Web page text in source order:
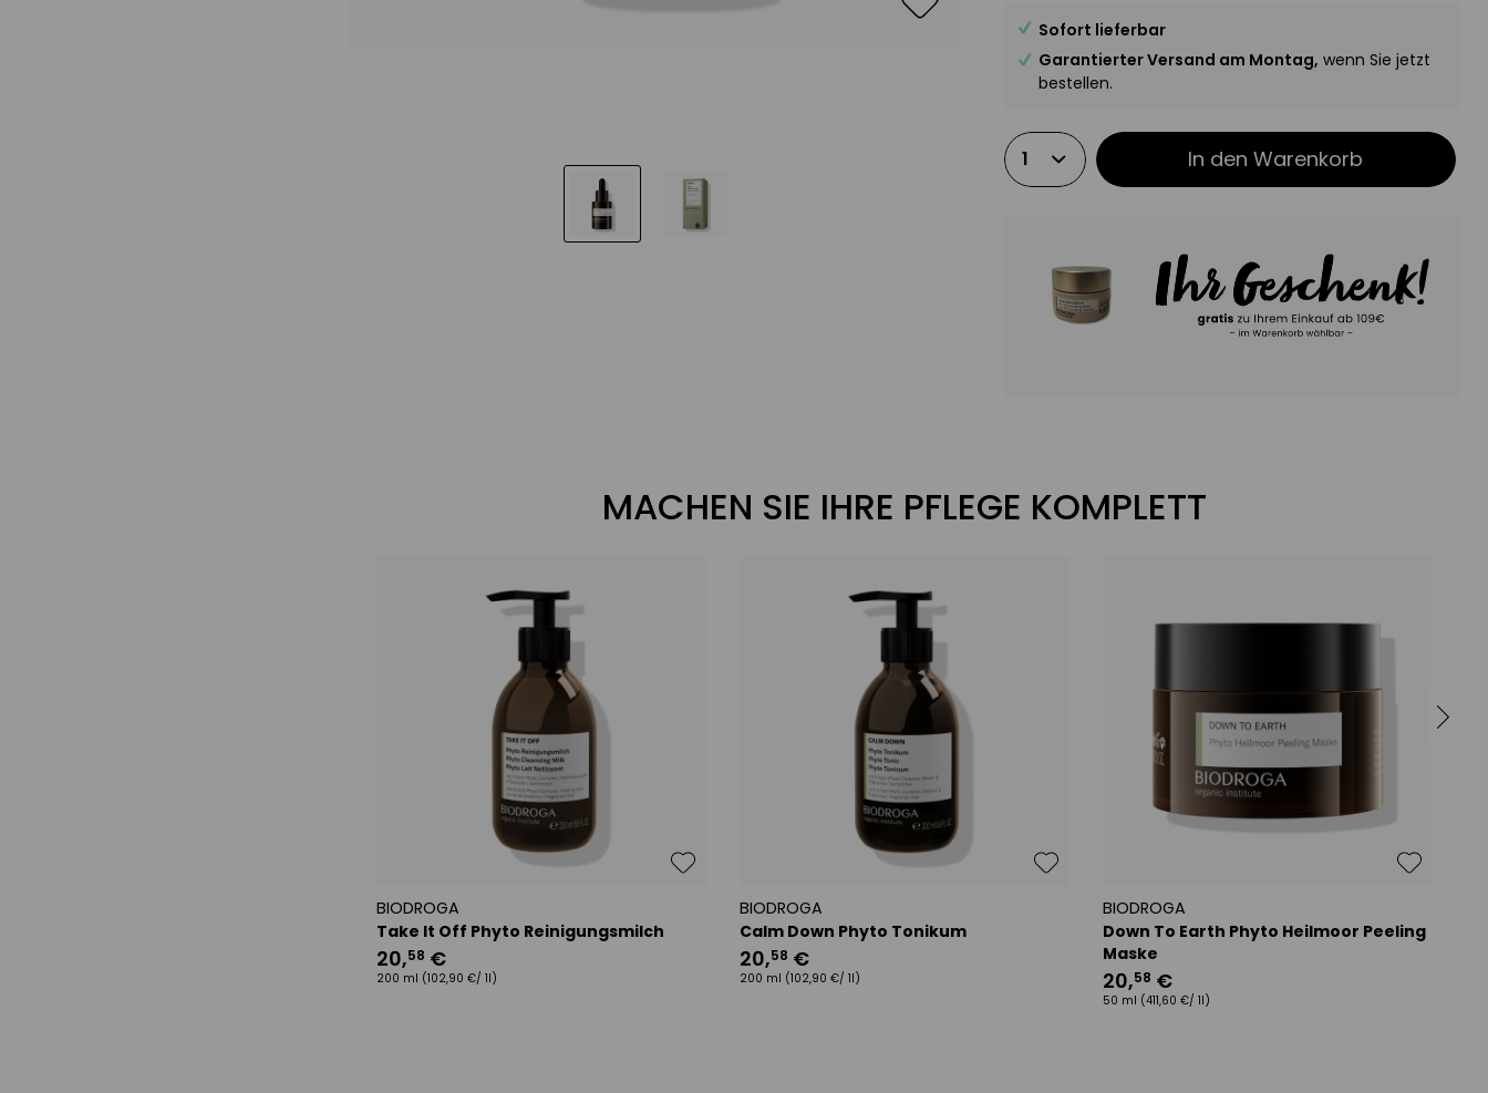
Sofort lieferbar
Garantierter Versand am Montag, wenn Sie jetzt
bestellen.
In den Warenkorb
MACHEN SIE IHRE PFLEGE KOMPLETT
BIODROGA
Take It Off Phyto Reinigungsmilch
20,58 €
200 ml (102,90 €/ 1l)
BIODROGA
Calm Down Phyto Tonikum
20,58 €
200 ml (102,90 €/ 1l)
BIODROGA
Down To Earth Phyto Heilmoor Peeling
Maske
20,58 €
50 ml (411,60 €/ 1l)